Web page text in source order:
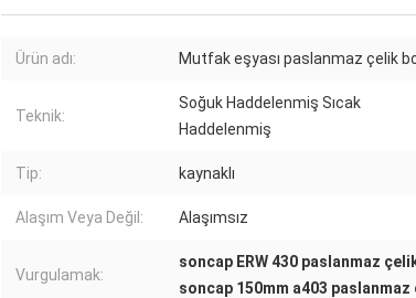
Ürün adı: Mutfak eşyası paslanmaz çelik
Teknik:
Soğuk Haddelenmiş Sıcak
Haddelenmiş
Tip: kaynaklı
Alaşım Veya Değil: Alaşımsız
Vurgulamak:
soncap ERW 430 paslanmaz
soncap 150mm a403 paslanmaz